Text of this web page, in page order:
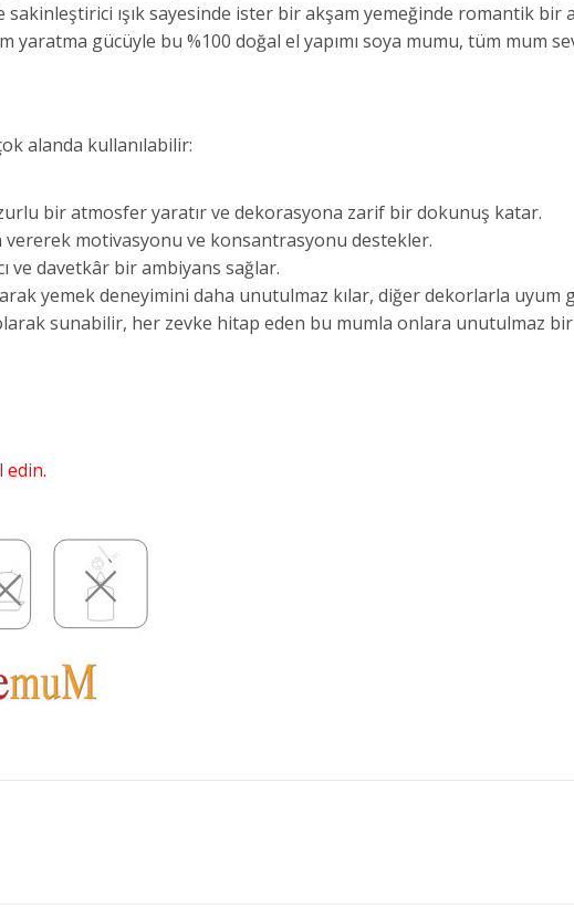
sakinleştirici ışık sayesinde ister bir akşam yemeğinde romantik
yaratma gücüyle bu %100 doğal el yapımı soya mumu, tüm mum
alanda kullanılabilir:
bir atmosfer yaratır ve dekorasyona zarif bir dokunuş katar.
vererek motivasyonu ve konsantrasyonu destekler.
ve davetkâr bir ambiyans sağlar.
yemek deneyimini daha unutulmaz kılar, diğer dekorlarla uyum
sunabilir, her zevke hitap eden bu mumla onlara unutulmaz